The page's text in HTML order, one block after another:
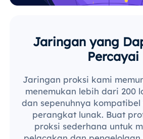
Jaringan yang
Percayai
Jaringan proksi kami
menemukan lebih dari 200
dan sepenuhnya kompatibel
perangkat lunak. Buat
proksi sederhana untuk